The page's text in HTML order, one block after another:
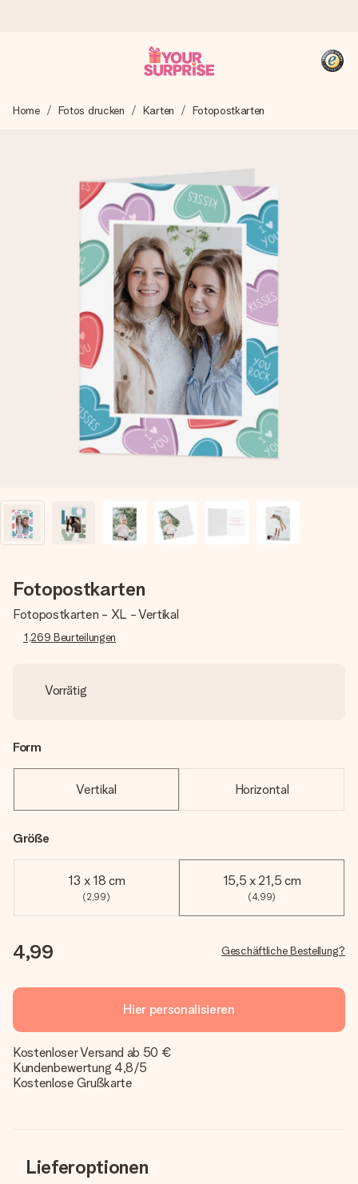
Wir bereiten dein Geschenk sorgfältig vor und schicken es
4,8 (basierend auf +15.000 Bewertungen)
Unsere Geschenke begeistern. Kunden bewerten uns mit
4,8 bei Google Reviews (Gesamtergebnis aller Länder, in
die wir versenden).
+49 39292 929695
Montag - Freitag : 8:30 - 17:00 Uhr
Samstag - Sonntag : 8:30 - 13:00 Uhr
Home Fotos drucken Karten Fotopostkarten
Fotopostkarten
Fotopostkarten - XL - Vertikal
1,269 Beurteilungen
Vorrätig
Form
Vertikal Horizontal
Größe
13 x 18 cm
(2,99)
15,5 x 21,5 cm
(4,99)
4,99 Geschäftliche Bestellung?
Hier personalisieren
Kostenloser Versand ab 50 €
Kundenbewertung 4,8/5
Kostenlose Grußkarte
Lieferoptionen